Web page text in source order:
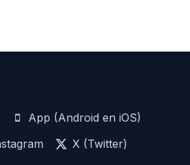
App (Android en iOS)
X (Twitter)